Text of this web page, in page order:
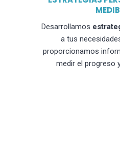
Desarrollamos
a tus
proporcionamos
medir el progreso